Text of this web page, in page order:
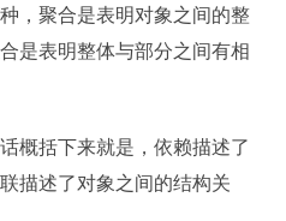
，聚合是表明对象之间的整
是表明整体与部分之间有相
概括下来就是，依赖描述了
描述了对象之间的结构关